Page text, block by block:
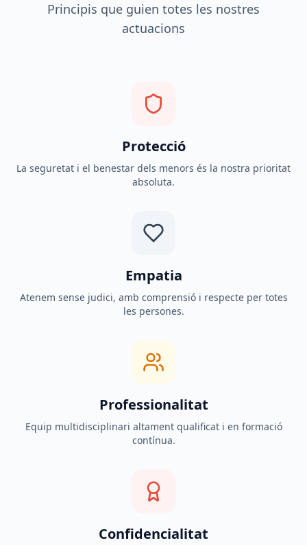
Principis que guien totes les nostres
actuacions
Protecció
La seguretat i el benestar dels menors és la nostra prioritat
absoluta.
Empatia
Atenem sense judici, amb comprensió i respecte per totes
les persones.
Professionalitat
Equip multidisciplinari altament qualificat i en formació
contínua.
Confidencialitat